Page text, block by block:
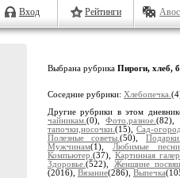
Вход Рейтинги
Выбрана рубрика Пироги, хлеб,
Соседние рубрики: Хлебопечка.
Другие рубрики в этом
чайникам. (0),Фото,разное.(82),
тапочки,носочки. (15), Сад-
Полезные советы.(50),
Мужчинам(1),
Любимые
Компьютер. (37), Картинная
Здоровье. (522), Женщине
(2016), Вязание(286), Выпечка